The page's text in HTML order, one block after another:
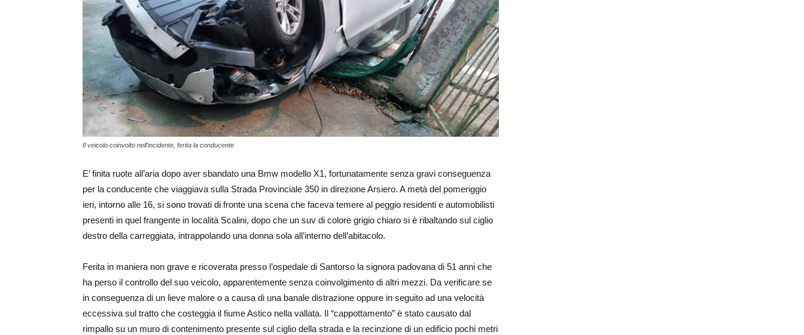
Il veicolo coinvolto nell'incidente, ferita la conducente
E’ finita ruote all’aria dopo aver sbandato una Bmw modello X1, fortunatamente senza gravi conseguenza
per la conducente che viaggiava sulla Strada Provinciale 350 in direzione Arsiero. A metà del pomeriggio
ieri, intorno alle 16, si sono trovati di fronte una scena che faceva temere al peggio residenti e automobilisti
presenti in quel frangente in località Scalini, dopo che un suv di colore grigio chiaro si è ribaltando sul ciglio
destro della carreggiata, intrappolando una donna sola all’interno dell’abitacolo.
Ferita in maniera non grave e ricoverata presso l’ospedale di Santorso la signora padovana di 51 anni che
ha perso il controllo del suo veicolo, apparentemente senza coinvolgimento di altri mezzi. Da verificare se
in conseguenza di un lieve malore o a causa di una banale distrazione oppure in seguito ad una velocità
eccessiva sul tratto che costeggia il fiume Astico nella vallata. Il “cappottamento” è stato causato dal
rimpallo su un muro di contenimento presente sul ciglio della strada e la recinzione di un edificio pochi metri